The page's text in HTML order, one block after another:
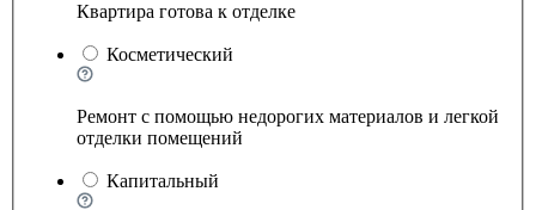
Квартира готова к отделке
Косметический
Ремонт с помощью недорогих материалов и легкой
отделки помещений
Капитальный